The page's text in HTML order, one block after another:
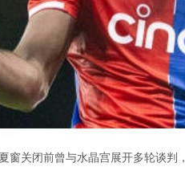
窗关闭前曾与水晶宫展开多轮谈